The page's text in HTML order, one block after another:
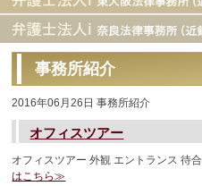
事務所紹介
2016年06月26日 事務所紹介
オフィスツアー
オフィスツアー 外観 エントランス 待
はこちら≫